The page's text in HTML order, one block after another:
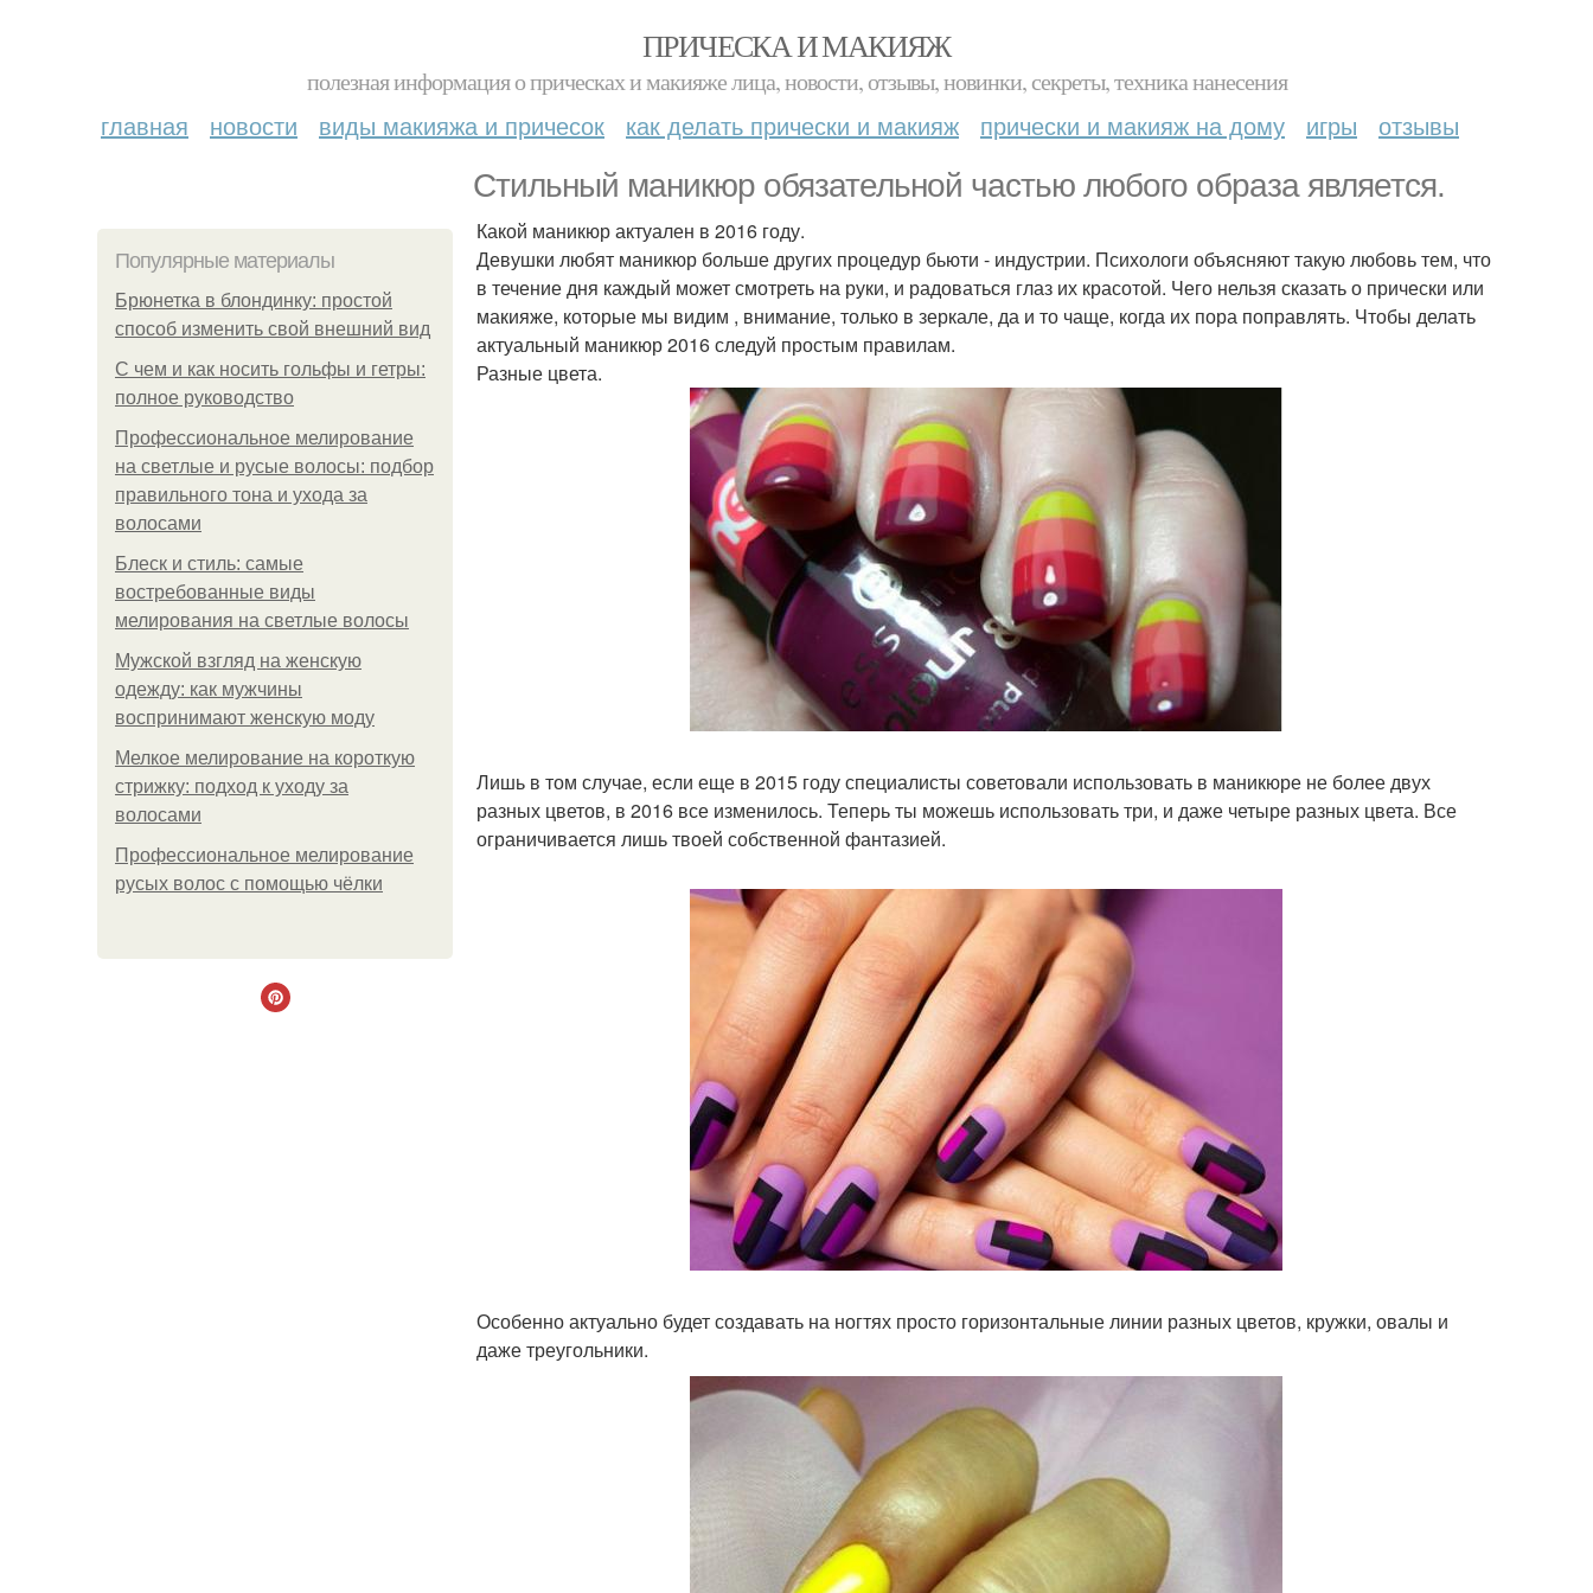
ПРИЧЕСКА И МАКИЯЖ
полезная информация о прическах и макияже лица, новости, отзывы, новинки, секреты, техника нанесения
главная новости виды макияжа и причесок как делать прически и макияж прически и макияж на дому игры отзывы
Стильный маникюр обязательной частью любого образа является.
Популярные материалы
Брюнетка в блондинку: простой
способ изменить свой внешний вид
С чем и как носить гольфы и гетры:
полное руководство
Профессиональное мелирование
на светлые и русые волосы: подбор
правильного тона и ухода за
волосами
Блеск и стиль: самые
востребованные виды
мелирования на светлые волосы
Мужской взгляд на женскую
одежду: как мужчины
воспринимают женскую моду
Мелкое мелирование на короткую
стрижку: подход к уходу за
волосами
Профессиональное мелирование
русых волос с помощью чёлки
Какой маникюр актуален в 2016 году.
Девушки любят маникюр больше других процедур бьюти - индустрии. Психологи объясняют такую любовь тем, что
в течение дня каждый может смотреть на руки, и радоваться глаз их красотой. Чего нельзя сказать о прически или
макияже, которые мы видим , внимание, только в зеркале, да и то чаще, когда их пора поправлять. Чтобы делать
актуальный маникюр 2016 следуй простым правилам.
Разные цвета.
Лишь в том случае, если еще в 2015 году специалисты советовали использовать в маникюре не более двух
разных цветов, в 2016 все изменилось. Теперь ты можешь использовать три, и даже четыре разных цвета. Все
ограничивается лишь твоей собственной фантазией.
Особенно актуально будет создавать на ногтях просто горизонтальные линии разных цветов, кружки, овалы и
даже треугольники.